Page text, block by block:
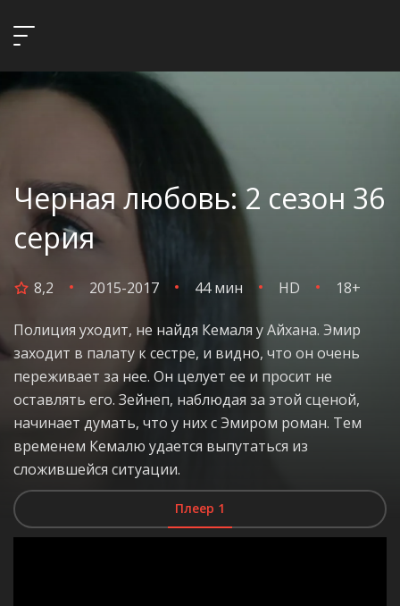
Черная любовь: 2 сезон 36
серия
8,2 2015-2017 44 мин HD 18+
Полиция уходит, не найдя Кемаля у Айхана. Эмир
заходит в палату к сестре, и видно, что он очень
переживает за нее. Он целует ее и просит не
оставлять его. Зейнеп, наблюдая за этой сценой,
начинает думать, что у них с Эмиром роман. Тем
временем Кемалю удается выпутаться из
сложившейся ситуации.
Плеер 1